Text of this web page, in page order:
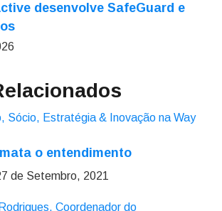
desenvolve SafeGuard e
o entendimento
de Setembro, 2021